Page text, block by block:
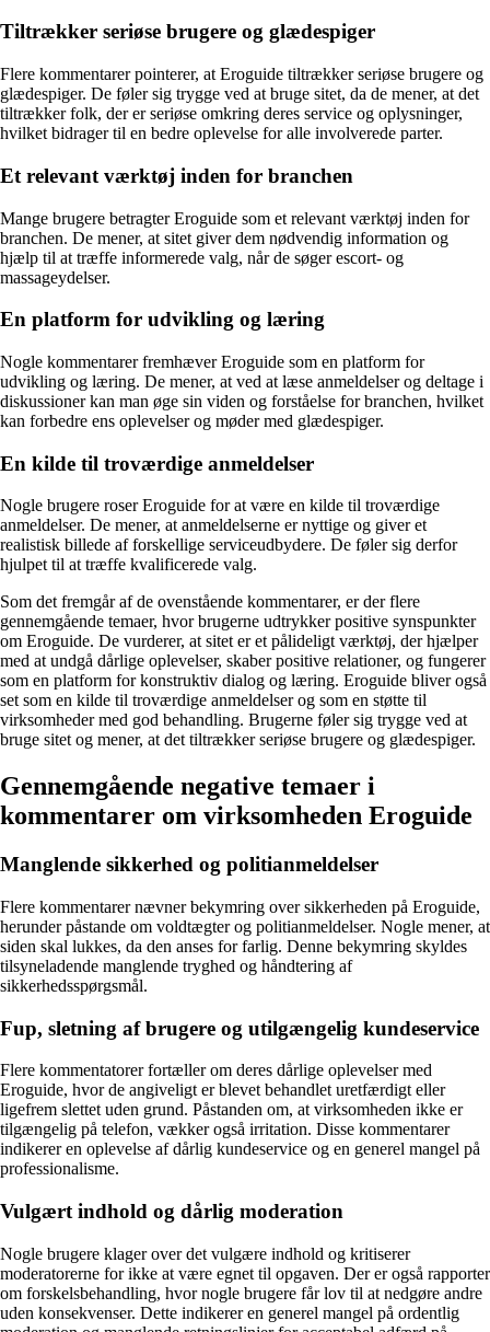
Tiltrækker seriøse brugere og glædespiger
Flere kommentarer pointerer, at Eroguide tiltrækker seriøse brugere og
glædespiger. De føler sig trygge ved at bruge sitet, da de mener, at det
tiltrækker folk, der er seriøse omkring deres service og oplysninger,
hvilket bidrager til en bedre oplevelse for alle involverede parter.
Et relevant værktøj inden for branchen
Mange brugere betragter Eroguide som et relevant værktøj inden for
branchen. De mener, at sitet giver dem nødvendig information og
hjælp til at træffe informerede valg, når de søger escort- og
massageydelser.
En platform for udvikling og læring
Nogle kommentarer fremhæver Eroguide som en platform for
udvikling og læring. De mener, at ved at læse anmeldelser og deltage i
diskussioner kan man øge sin viden og forståelse for branchen, hvilket
kan forbedre ens oplevelser og møder med glædespiger.
En kilde til troværdige anmeldelser
Nogle brugere roser Eroguide for at være en kilde til troværdige
anmeldelser. De mener, at anmeldelserne er nyttige og giver et
realistisk billede af forskellige serviceudbydere. De føler sig derfor
hjulpet til at træffe kvalificerede valg.
Som det fremgår af de ovenstående kommentarer, er der flere
gennemgående temaer, hvor brugerne udtrykker positive synspunkter
om Eroguide. De vurderer, at sitet er et pålideligt værktøj, der hjælper
med at undgå dårlige oplevelser, skaber positive relationer, og fungerer
som en platform for konstruktiv dialog og læring. Eroguide bliver også
set som en kilde til troværdige anmeldelser og som en støtte til
virksomheder med god behandling. Brugerne føler sig trygge ved at
bruge sitet og mener, at det tiltrækker seriøse brugere og glædespiger.
Gennemgående negative temaer i
kommentarer om virksomheden Eroguide
Manglende sikkerhed og politianmeldelser
Flere kommentarer nævner bekymring over sikkerheden på Eroguide,
herunder påstande om voldtægter og politianmeldelser. Nogle mener, at
siden skal lukkes, da den anses for farlig. Denne bekymring skyldes
tilsyneladende manglende tryghed og håndtering af
sikkerhedsspørgsmål.
Fup, sletning af brugere og utilgængelig kundeservice
Flere kommentatorer fortæller om deres dårlige oplevelser med
Eroguide, hvor de angiveligt er blevet behandlet uretfærdigt eller
ligefrem slettet uden grund. Påstanden om, at virksomheden ikke er
tilgængelig på telefon, vækker også irritation. Disse kommentarer
indikerer en oplevelse af dårlig kundeservice og en generel mangel på
professionalisme.
Vulgært indhold og dårlig moderation
Nogle brugere klager over det vulgære indhold og kritiserer
moderatorerne for ikke at være egnet til opgaven. Der er også rapporter
om forskelsbehandling, hvor nogle brugere får lov til at nedgøre andre
uden konsekvenser. Dette indikerer en generel mangel på ordentlig